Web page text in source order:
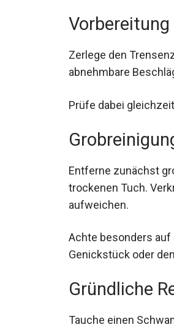
Vorbereitung
Zerlege den
und abnehmbare
Prüfe dabei
Entferne zunächst
trockenen Tuch.
aufweichen.
Achte besonders auf
Genickstück oder
Gründliche
Tauche einen